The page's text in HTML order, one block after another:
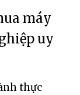
máy
uy
thực